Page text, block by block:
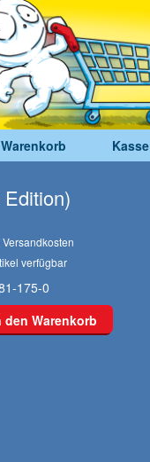
Warenkorb Kasse
Versandkosten
verfügbar
175-0
Warenkorb